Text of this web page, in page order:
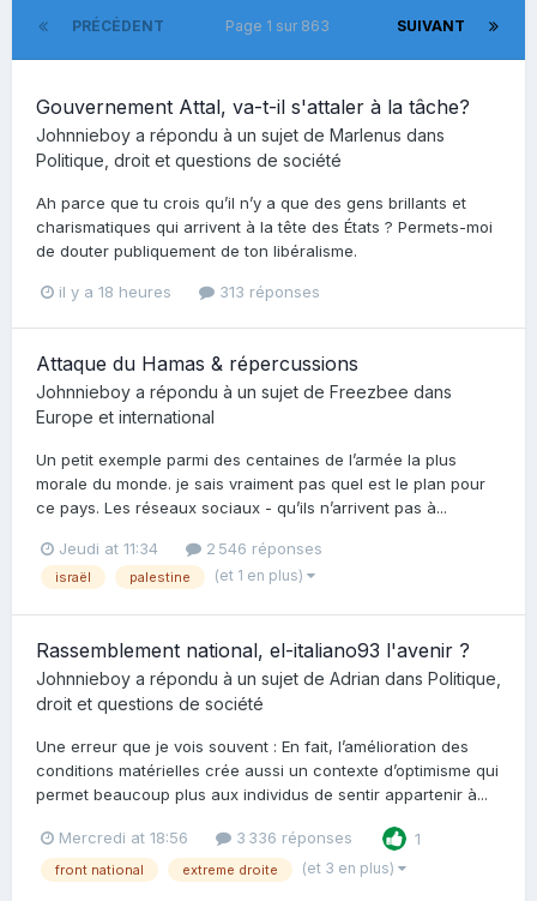
PRÉCÉDENT SUIVANT
Page 1 sur 863
Gouvernement Attal, va-t-il s'attaler à la tâche?
Johnnieboy a répondu à un sujet de Marlenus dans
Politique, droit et questions de société
Ah parce que tu crois qu’il n’y a que des gens brillants et
charismatiques qui arrivent à la tête des États ? Permets-moi
de douter publiquement de ton libéralisme.
il y a 18 heures 313 réponses
Attaque du Hamas & répercussions
Johnnieboy a répondu à un sujet de Freezbee dans
Europe et international
Un petit exemple parmi des centaines de l’armée la plus
morale du monde. je sais vraiment pas quel est le plan pour
ce pays. Les réseaux sociaux - qu’ils n’arrivent pas à...
Jeudi at 11:34 2 546 réponses
israël palestine (et 1 en plus)
Rassemblement national, el-italiano93 l'avenir ?
Johnnieboy a répondu à un sujet de Adrian dans Politique,
droit et questions de société
Une erreur que je vois souvent : En fait, l’amélioration des
conditions matérielles crée aussi un contexte d’optimisme qui
permet beaucoup plus aux individus de sentir appartenir à...
Mercredi at 18:56 3 336 réponses 1
front national extreme droite (et 3 en plus)